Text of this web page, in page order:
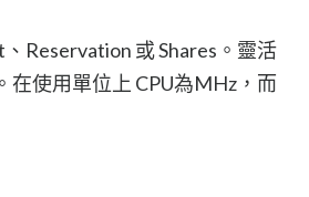
Reservation 或 Shares。靈活
使用單位上 CPU為MHz，而